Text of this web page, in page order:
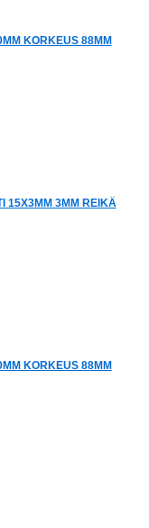
KORKEUS 88MM
15X3MM 3MM REIKÄ
KORKEUS 88MM